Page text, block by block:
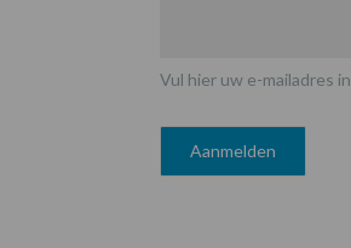
Vul hier uw e-mailadres in